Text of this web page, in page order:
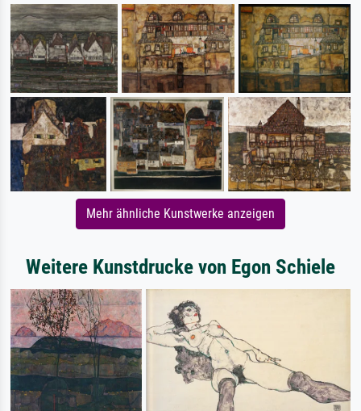
Mehr ähnliche Kunstwerke anzeigen
Weitere Kunstdrucke von Egon Schiele